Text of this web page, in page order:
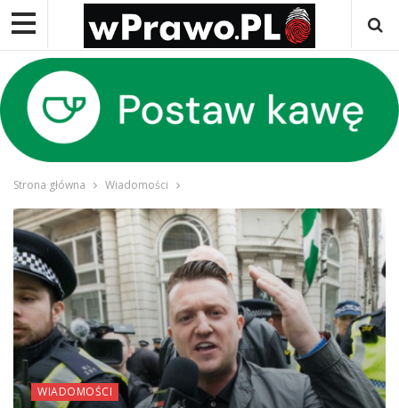
Strona główna Wiadomości
WIADOMOŚCI